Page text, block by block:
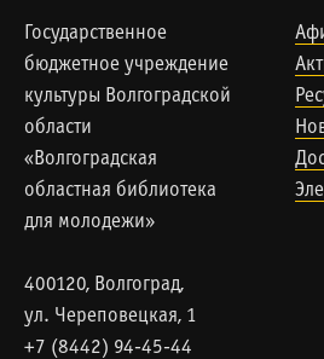
Государственное
бюджетное учреждение
культуры Волгоградской
области
«Волгоградская
областная библиотека
для молодежи»
400120, Волгоград,
ул. Череповецкая, 1
+7 (8442) 94-45-44